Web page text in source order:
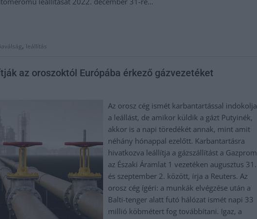
, leállítás
az oroszoktól Európába érkező gázvezetéket
Az orosz cég ismét karbantartással indokolja
a leállást, de amikor küldik a gázt Putyinék,
akkor is a napi töredékét annak, mint amit
néhány hónappal ezelőtt. Karbantartásra
hivatkozva leállítja a gázszállítást a Gazprom
az Északi Áramlat 1 vezetéken augusztus 31.
és szeptember 2. között, írja a Reuters. Az
orosz cég ígéri: a munkák elvégzése után a
Balti-tenger alatt futó hálózat ismét napi 33
millió köbmétert fog továbbítani. Igaz, a